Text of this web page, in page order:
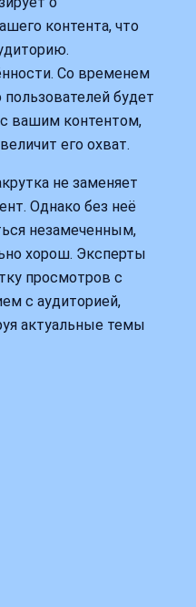
контента, что
Со временем
будет
вашим контентом,
его охват.
не заменяет
Однако без неё
незамеченным,
хорош. Эксперты
просмотров с
с аудиторией,
актуальные темы